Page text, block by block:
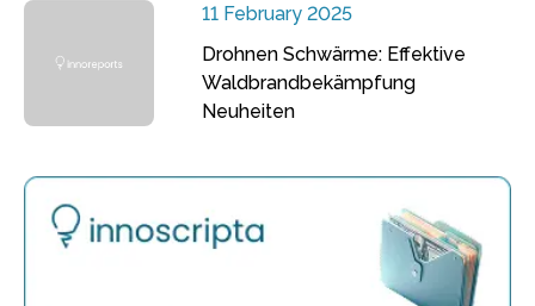
11 February 2025
Drohnen Schwärme: Effektive
Waldbrandbekämpfung
Neuheiten